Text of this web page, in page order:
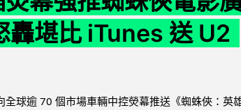
堪比 iTunes 送 U2
全球逾 70 個市場車輛中控熒幕推送《蜘蛛俠：英